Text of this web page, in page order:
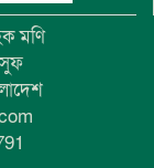
মণি